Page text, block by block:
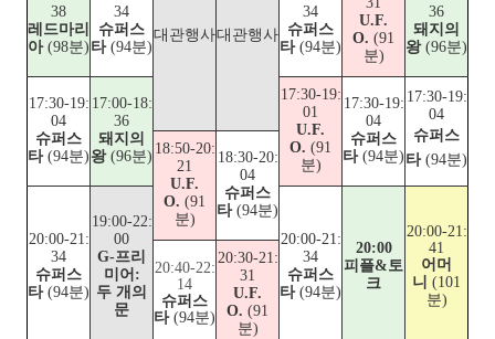
대관행사대관행사
38
레드마리
아(98분)
34
슈퍼스
타(94분)
34
슈퍼스
타(94분)
U.F.
O. (91
분)
36
돼지의
왕(96분)
17:30-19:
04
슈퍼스
타(94분)
17:00-18:
36
돼지의
왕(96분)
17:30-19:
01
U.F.
O. (91
분)
17:30-19:
04
슈퍼스
타(94분)
17:30-19:
04
슈퍼스
타(94분)
18:50-20:
21
U.F.
O. (91
분)
18:30-20:
04
슈퍼스
타(94분)
20:00-21:
34
슈퍼스
타(94분)
19:00-22:
00
G-프리
미어:
두 개의
문
20:00-21:
34
슈퍼스
타(94분)
20:00
피플&토
크
20:00-21:
41
어머
니 (101
분)
20:40-22:
14
슈퍼스
타(94분)
20:30-21:
31
U.F.
O. (91
분)